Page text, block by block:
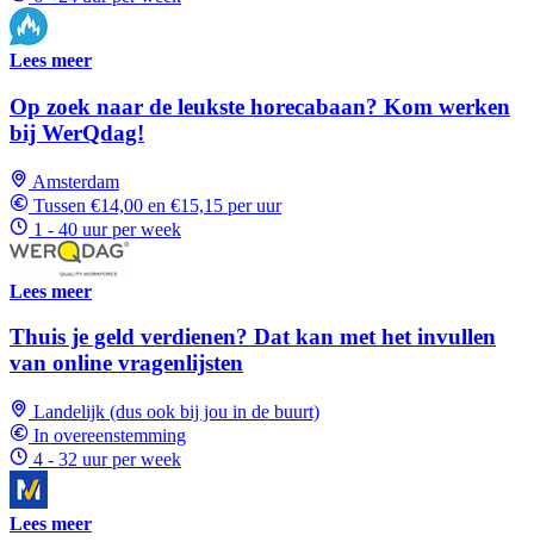
Lees meer
Op zoek naar de leukste horecabaan? Kom werken
bij WerQdag!
Amsterdam
Tussen €14,00 en €15,15 per uur
1 - 40 uur per week
Lees meer
Thuis je geld verdienen? Dat kan met het invullen
van online vragenlijsten
Landelijk (dus ook bij jou in de buurt)
In overeenstemming
4 - 32 uur per week
Lees meer